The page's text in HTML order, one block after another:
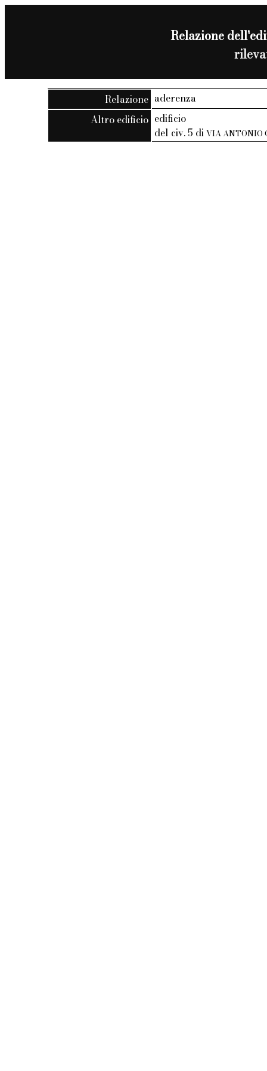
Relazione
Relazione aderenza
Altro edificio edificio
del civ. 5 diVIA ANTONIO